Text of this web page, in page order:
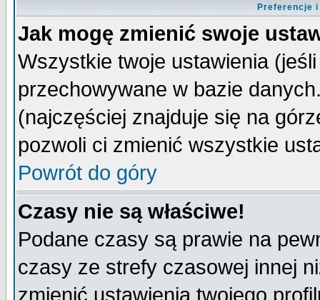
Preferencje
Jak mogę zmienić swoje
Wszystkie twoje ustawienia
przechowywane w bazie
(najczęściej znajduje się na
pozwoli ci zmienić wszystkie
Powrót do góry
Czasy nie są właściwe!
Podane czasy są prawie na
czasy ze strefy czasowej innej
zmienić ustawienia twojego